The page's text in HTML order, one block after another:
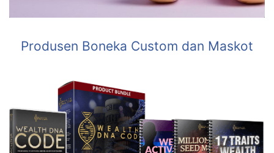
Produsen Boneka Custom dan Maskot